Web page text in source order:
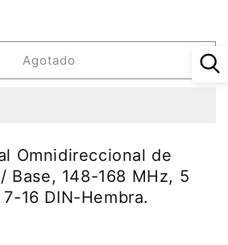
Agotado
Omnidireccional de
Base, 148-168 MHz, 5
16 DIN-Hembra.